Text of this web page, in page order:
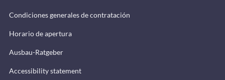
Condiciones generales de contratación
Horario de apertura
Ausbau-Ratgeber
Accessibility statement